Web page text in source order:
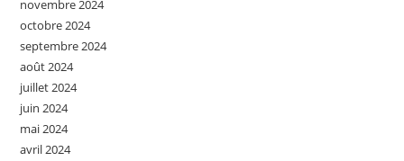
novembre 2024
octobre 2024
septembre 2024
août 2024
juillet 2024
juin 2024
mai 2024
avril 2024